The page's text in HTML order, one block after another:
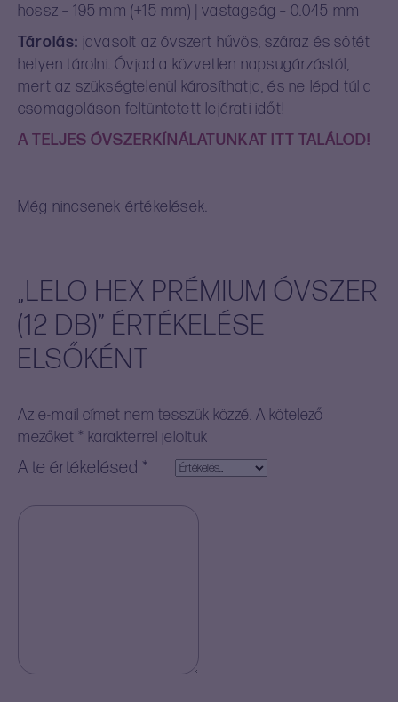
hossz – 195 mm (+15 mm) | vastagság – 0.045 mm
Tárolás: javasolt az óvszert hűvös, száraz és sötét
helyen tárolni. Óvjad a közvetlen napsugárzástól,
mert az szükségtelenül károsíthatja, és ne lépd túl a
csomagoláson feltüntetett lejárati időt!
A TELJES ÓVSZERKÍNÁLATUNKAT ITT TALÁLOD!
Még nincsenek értékelések.
„LELO HEX PRÉMIUM ÓVSZER
(12 DB)” ÉRTÉKELÉSE
ELSŐKÉNT
Az e-mail címet nem tesszük közzé. A kötelező
mezőket * karakterrel jelöltük
A te értékelésed *